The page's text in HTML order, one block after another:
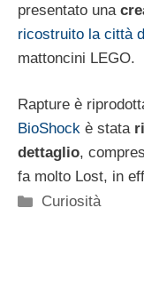
presentato una
ricostruito la città
mattoncini LEGO.
Rapture è
BioShock è stata
dettaglio,
fa molto Lost, in
Categorie
Curiosità